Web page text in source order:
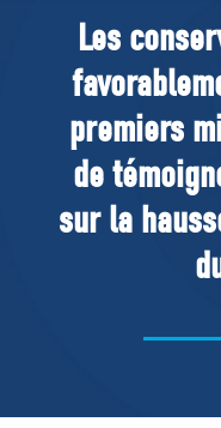
Pierre Poilievre
Vos députés
Cabinet
Exécutif
ACÉ
À
Documents
Les
premiers
de
sur la